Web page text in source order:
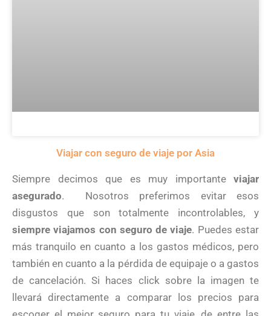
Viajar con seguro de viaje por Asia
Siempre decimos que es muy importante viajar
asegurado. Nosotros preferimos evitar esos
disgustos que son totalmente incontrolables, y
siempre viajamos con seguro de viaje. Puedes estar
más tranquilo en cuanto a los gastos médicos, pero
también en cuanto a la pérdida de equipaje o a gastos
de cancelación. Si haces click sobre la imagen te
llevará directamente a comparar los precios para